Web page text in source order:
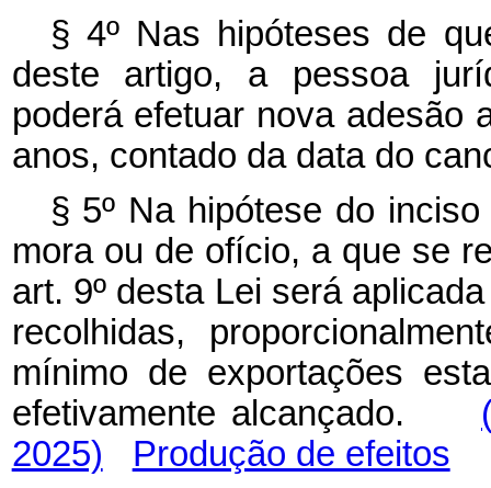
§ 4º Nas hipóteses de
deste artigo, a pessoa
poderá efetuar nova adesão
anos, contado da data do
§ 5º Na hipótese do
mora ou de ofício, a que se
art. 9º desta Lei será
recolhidas,
mínimo de exportações
efetivamente alcançado.
2025)
Produção de efeitos